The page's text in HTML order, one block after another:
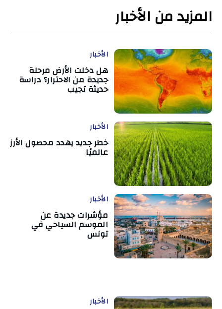
المزيد من الأخبار
الأخبار
هل دخلت الأرض مرحلة
جديدة من الاحترار؟ دراسة
حديثة تجيب
الأخبار
خطر جديد يهدد محصول الأرز
عالميًا
الأخبار
مؤشرات جديدة عن
الموسم السياحي في
تونس
الأخبار